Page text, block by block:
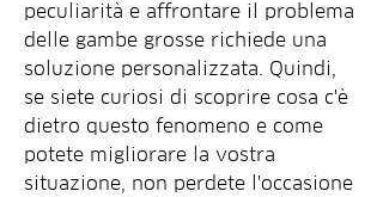
peculiarità e affrontare il problema
delle gambe grosse richiede una
soluzione personalizzata. Quindi,
se siete curiosi di scoprire cosa c'è
dietro questo fenomeno e come
potete migliorare la vostra
situazione, non perdete l'occasione